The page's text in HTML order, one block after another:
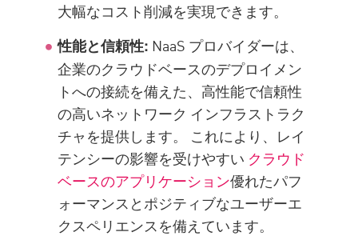
大幅なコスト削減を実現できます。
性能と信頼性: NaaS プロバイダーは、
企業のクラウドベースのデプロイメン
トへの接続を備えた、高性能で信頼性
の高いネットワーク インフラストラク
チャを提供します。 これにより、レイ
テンシーの影響を受けやすい クラウド
ベースのアプリケーション優れたパフ
ォーマンスとポジティブなユーザーエ
クスペリエンスを備えています。